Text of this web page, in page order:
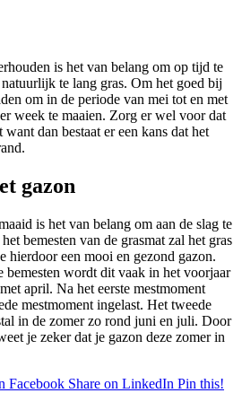
is het van belang om op tijd te
te lang gras. Om het goed bij
om in de periode van mei tot en met
week te maaien. Zorg er wel voor dat
dan bestaat er een kans dat het
gazon
is het van belang om aan de slag te
bemesten van de grasmat zal het gras
hierdoor een mooi en gezond gazon.
bemesten wordt dit vaak in het voorjaar
april. Na het eerste mestmoment
mestmoment ingelast. Het tweede
in de zomer zo rond juni en juli. Door
je zeker dat je gazon deze zomer in
Facebook Share on LinkedIn Pin this!